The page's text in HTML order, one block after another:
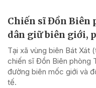
Chiến sĩ Đồn Biên
dân giữ biên giới,
Tại xã vùng biên Bát Xát
chiến sĩ Đồn Biên phòng
đường biên mốc giới và
tế.